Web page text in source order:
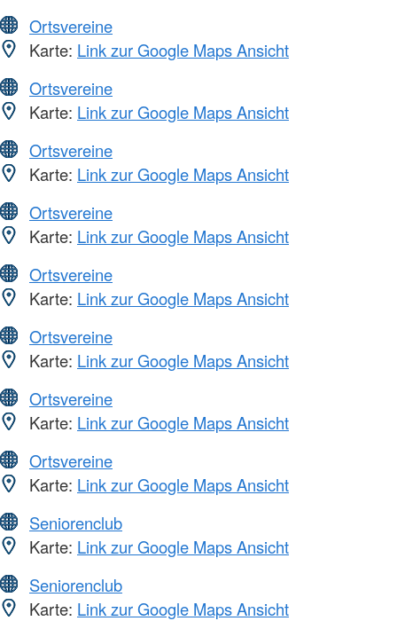
Ortsvereine
Karte: Link zur Google Maps Ansicht
Ortsvereine
Karte: Link zur Google Maps Ansicht
Ortsvereine
Karte: Link zur Google Maps Ansicht
Ortsvereine
Karte: Link zur Google Maps Ansicht
Ortsvereine
Karte: Link zur Google Maps Ansicht
Ortsvereine
Karte: Link zur Google Maps Ansicht
Ortsvereine
Karte: Link zur Google Maps Ansicht
Ortsvereine
Karte: Link zur Google Maps Ansicht
Seniorenclub
Karte: Link zur Google Maps Ansicht
Seniorenclub
Karte: Link zur Google Maps Ansicht